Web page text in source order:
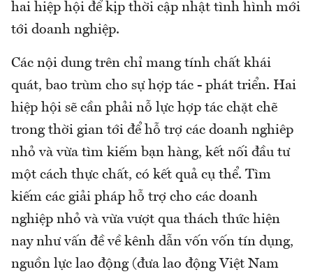
hai hiệp hội để kịp thời cập nhật tình hình mới
tới doanh nghiệp.
Các nội dung trên chỉ mang tính chất khái
quát, bao trùm cho sự hợp tác - phát triển. Hai
hiệp hội sẽ cần phải nỗ lực hợp tác chặt chẽ
trong thời gian tới để hỗ trợ các doanh nghiêp
nhỏ và vừa tìm kiếm bạn hàng, kết nối đầu tư
một cách thực chất, có kết quả cụ thể. Tìm
kiếm các giải pháp hỗ trợ cho các doanh
nghiệp nhỏ và vừa vượt qua thách thức hiện
nay như vấn đề về kênh dẫn vốn vốn tín dụng,
nguồn lực lao động (đưa lao động Việt Nam